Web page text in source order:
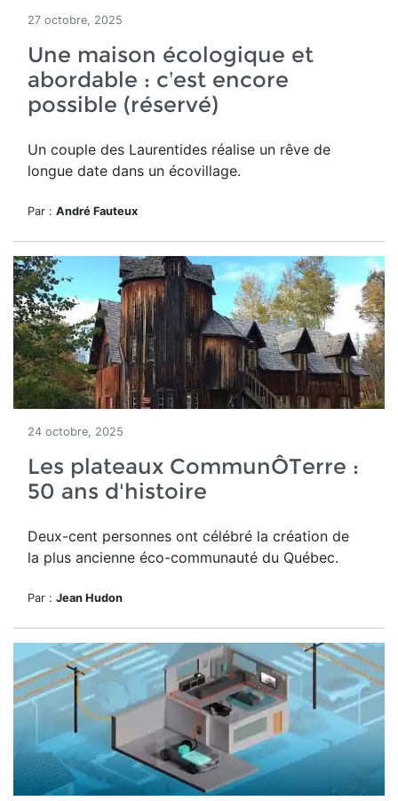
27 octobre, 2025
Une maison écologique et
abordable : c’est encore
possible (réservé)
Un couple des Laurentides réalise un rêve de
longue date dans un écovillage.
Par : André Fauteux
24 octobre, 2025
Les plateaux CommunÔTerre :
50 ans d'histoire
Deux-cent personnes ont célébré la création de
la plus ancienne éco-communauté du Québec.
Par : Jean Hudon